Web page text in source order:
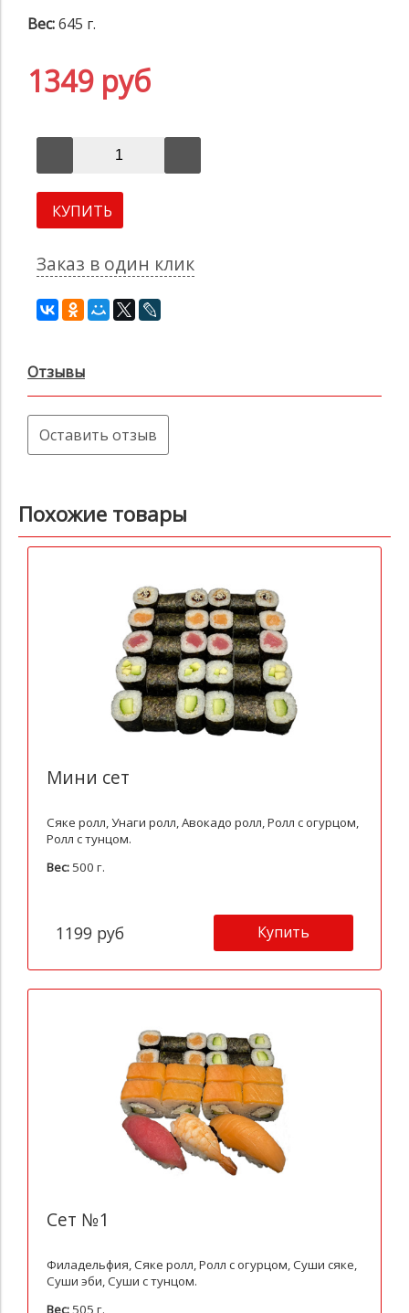
Вес:645 г.
1349 руб
КУПИТЬ
Заказ в один клик
Отзывы
Оставить отзыв
Похожие товары
Мини сет
Сяке ролл, Унаги ролл, Авокадо ролл, Ролл с огурцом,
Ролл с тунцом.
Вес: 500 г.
1199 руб Купить
Сет №1
Филадельфия, Сяке ролл, Ролл с огурцом, Суши сяке,
Суши эби, Суши с тунцом.
Вес: 505 г.